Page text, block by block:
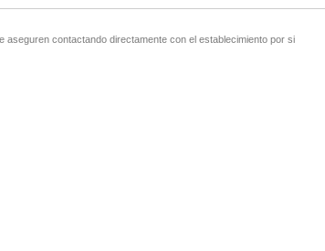
contactando directamente con el establecimiento por si